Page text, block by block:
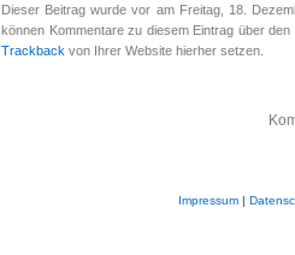
Dieser Beitrag wurde vor am Freitag, 18.
können Kommentare zu diesem Eintrag über den
Trackback von Ihrer Website hierher setzen.
Impressum |